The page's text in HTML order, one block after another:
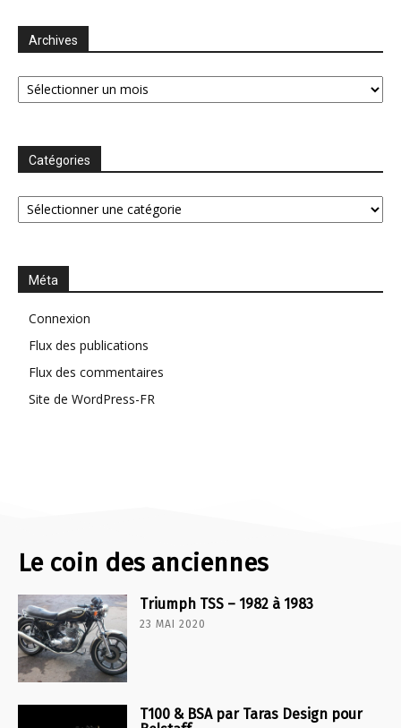
Archives
Archives
Catégories
Catégories
Méta
Connexion
Flux des publications
Flux des commentaires
Site de WordPress-FR
Le coin des anciennes
Triumph TSS – 1982 à 1983
23 MAI 2020
T100 & BSA par Taras Design pour